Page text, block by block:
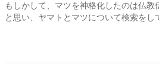
もしかして、マツを神格化したのは仏教
と思い、ヤマトとマツについて検索をし